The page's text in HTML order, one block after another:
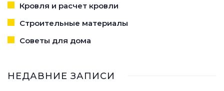
Кровля и расчет кровли
Строительные материалы
Советы для дома
НЕДАВНИЕ ЗАПИСИ